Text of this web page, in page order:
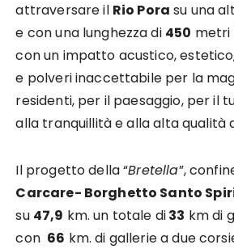
attraversare il Rio Pora su una
e con una lunghezza di 450 metri
con un impatto acustico,
e polveri inaccettabile per la
residenti, per il paesaggio, per il
alla tranquillità e alla alta qualità
Il progetto della “Bretella”,
Carcare- Borghetto Santo
su 47,9 km. un totale di33 km di
con 66 km. di gallerie a due